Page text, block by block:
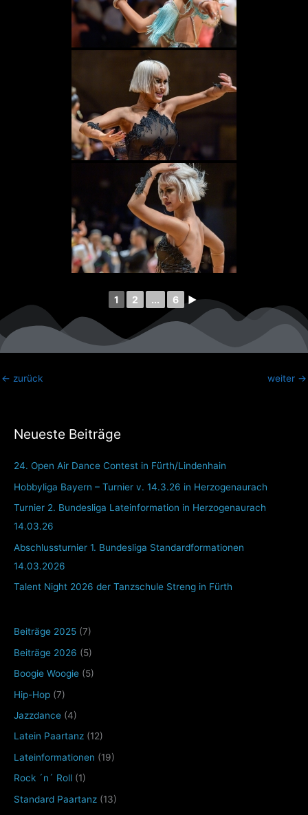
Neueste Beiträge
24. Open Air Dance Contest in Fürth/Lindenhain
Hobbyliga Bayern – Turnier v. 14.3.26 in Herzogenaurach
Turnier 2. Bundesliga Lateinformation in Herzogenaurach
14.03.26
Abschlussturnier 1. Bundesliga Standardformationen
14.03.2026
Talent Night 2026 der Tanzschule Streng in Fürth
Beiträge 2025 (7)
Beiträge 2026 (5)
Boogie Woogie (5)
Hip-Hop (7)
Jazzdance (4)
Latein Paartanz (12)
Lateinformationen (19)
Rock ´n´ Roll (1)
Standard Paartanz (13)
1 2 ... 6 ►
← zurück weiter →